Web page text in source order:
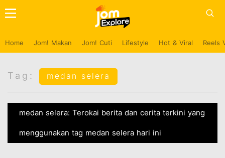
Home Jom! Makan Jom! Cuti Lifestyle Hot & Viral Reels
Tag: medan selera
medan selera: Terokai berita dan cerita terkini yang
menggunakan tag medan selera hari ini